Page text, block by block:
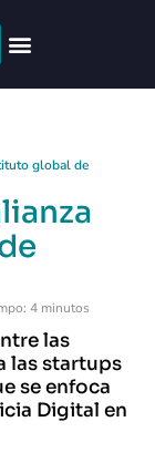
global de
4 minutos
las
las startups
se enfoca
Digital en